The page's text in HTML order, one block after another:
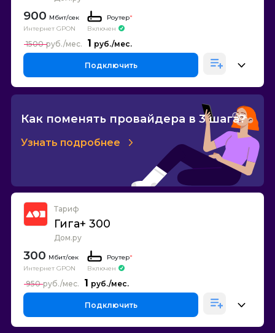
900
Интернет GPON
Роутер*
Включен
1
1500
Подключить
Как поменять провайдера в 3 шага?
Узнать подробнее
Тариф
Гига+ 300
Дом.ру
300
Интернет GPON
Роутер*
Включен
1
950
Подключить